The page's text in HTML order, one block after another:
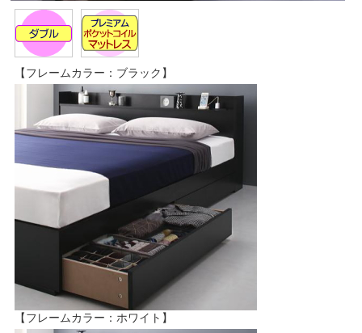
【フレームカラー：ブラック】
【フレームカラー：ホワイト】